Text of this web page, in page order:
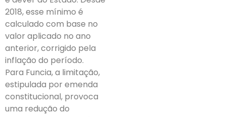
2018, esse mínimo é
calculado com base no
valor aplicado no ano
anterior, corrigido pela
inflação do período.
Para Funcia, a limitação,
estipulada por emenda
constitucional, provoca
uma redução do